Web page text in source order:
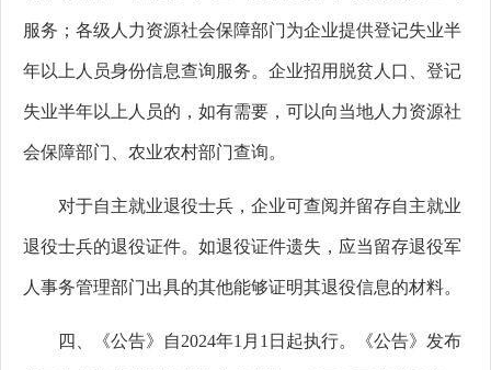
服务；各级人力资源社会保障部门为企业提供登记失业半
年以上人员身份信息查询服务。企业招用脱贫人口、登记
失业半年以上人员的，如有需要，可以向当地人力资源社
会保障部门、农业农村部门查询。
对于自主就业退役士兵，企业可查阅并留存自主就业
退役士兵的退役证件。如退役证件遗失，应当留存退役军
人事务管理部门出具的其他能够证明其退役信息的材料。
四、《公告》自2024年1月1日起执行。《公告》发布